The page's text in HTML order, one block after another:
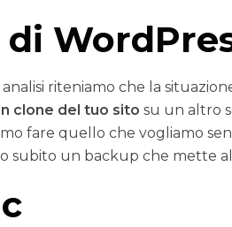
riteniamo che la
clone del tuo sito su un altro
fare quello che vogliamo
subito un backup che mette